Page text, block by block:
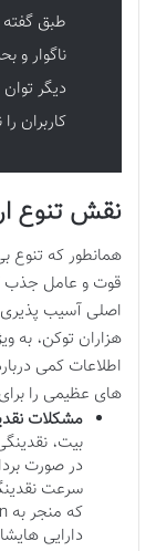
طبق
ناگوار
دیگر
کاربران
نقش تنوع
همانطور که تنوع
قوت و عامل جذب
اصلی آسیب
هزاران توکن، به
اطلاعات کمی
های عظیمی را
مشکلات
بیت،
در صورت
سرعت
دارایی